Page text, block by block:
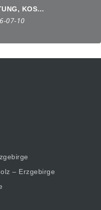
PENDELN ZUR ARBEIT: BELASTUNG, KOSTEN UND PRAKTISCHE TIPPS FÜR BERUFSPENDLER
07-10
– Erzgebirge